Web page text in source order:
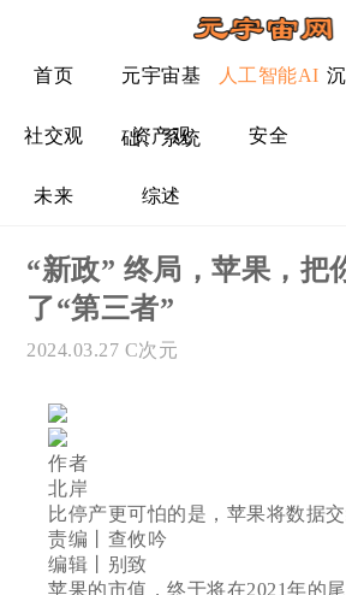
首页 元宇宙基
础、系统
人工智能AI
社交观 资产观 安全
未来 综述
“新政” 终局，苹果，把
了“第三者”
2024.03.27 C次元
作者
北岸
比停产更可怕的是，苹果将数据交
责编丨查攸吟
编辑丨别致
苹果的市值，终于将在2021年的